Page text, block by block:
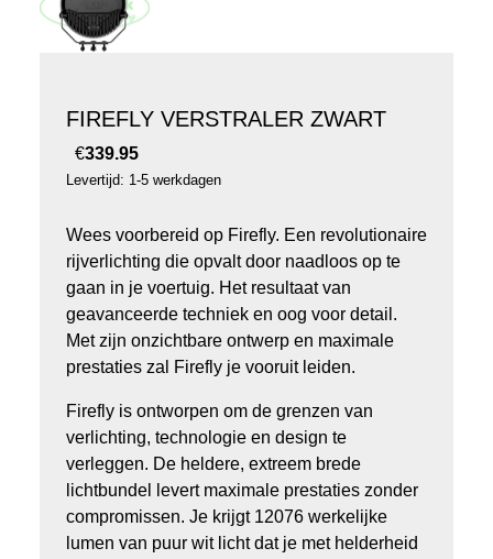
FIREFLY VERSTRALER ZWART
€339.95
Levertijd: 1-5 werkdagen
Wees voorbereid op Firefly. Een revolutionaire
rijverlichting die opvalt door naadloos op te
gaan in je voertuig. Het resultaat van
geavanceerde techniek en oog voor detail.
Met zijn onzichtbare ontwerp en maximale
prestaties zal Firefly je vooruit leiden.
Firefly is ontworpen om de grenzen van
verlichting, technologie en design te
verleggen. De heldere, extreem brede
lichtbundel levert maximale prestaties zonder
compromissen. Je krijgt 12076 werkelijke
lumen van puur wit licht dat je met helderheid